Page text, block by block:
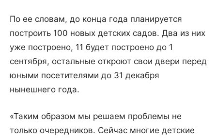
По ее словам, до конца года планируется
построить 100 новых детских садов. Два из них
уже построено, 11 будет построено до 1
сентября, остальные откроют свои двери перед
юными посетителями до 31 декабря
нынешнего года.
«Таким образом мы решаем проблемы не
только очередников. Сейчас многие детские